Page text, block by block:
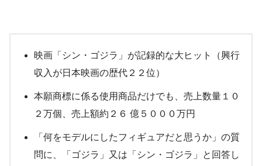
映画「シン・ゴジラ」が記録的な大ヒット（興行
収入が日本映画の歴代２２位）
本願商標に係る使用商品だけでも、売上数量１０
２万個、売上額約２６ 億５０００万円
「何をモデルにしたフィギュアだと思うか」の質
問に、「ゴジラ」又は「シン・ゴジラ」と回答し